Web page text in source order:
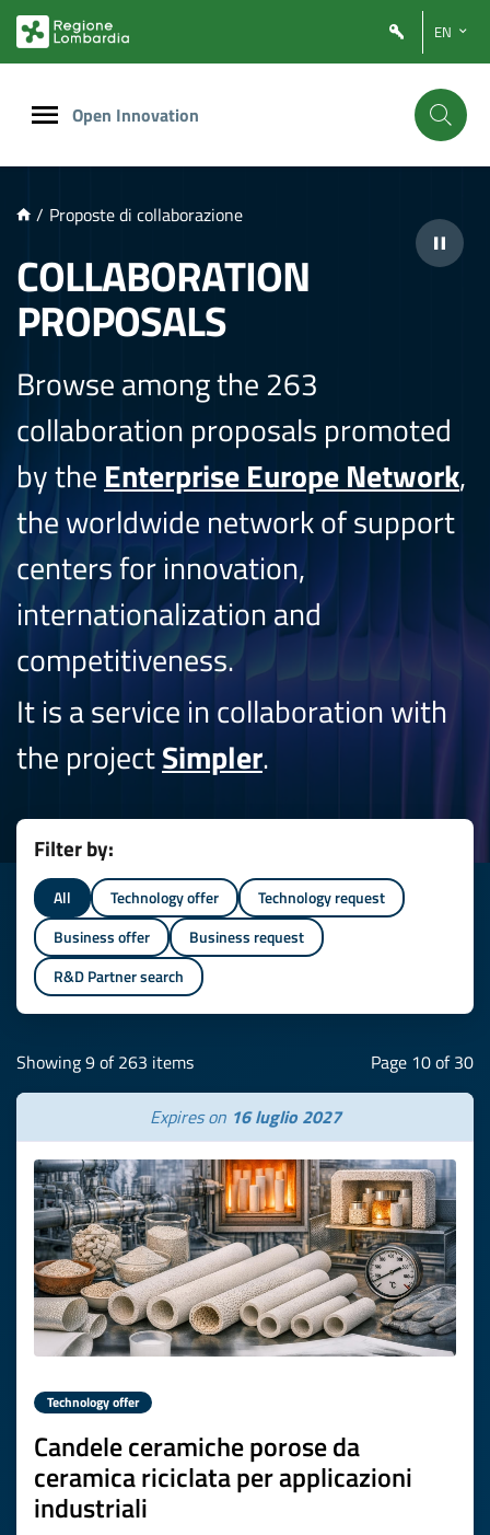
PRINCIPALE
EN
Open Innovation
/ Proposte di collaborazione
COLLABORATION
PROPOSALS
Browse among the 263
collaboration proposals promoted
by the Enterprise Europe Network,
the worldwide network of support
centers for innovation,
internationalization and
competitiveness.
It is a service in collaboration with
the projectSimpler.
Filter by:
All Technology offer
Technology request
Business offer
Business request
R&D Partner search
Showing 9 of 263 items Page 10 of 30
Expires on 16 luglio 2027
Technology offer
Candele ceramiche porose da
ceramica riciclata per applicazioni
industriali